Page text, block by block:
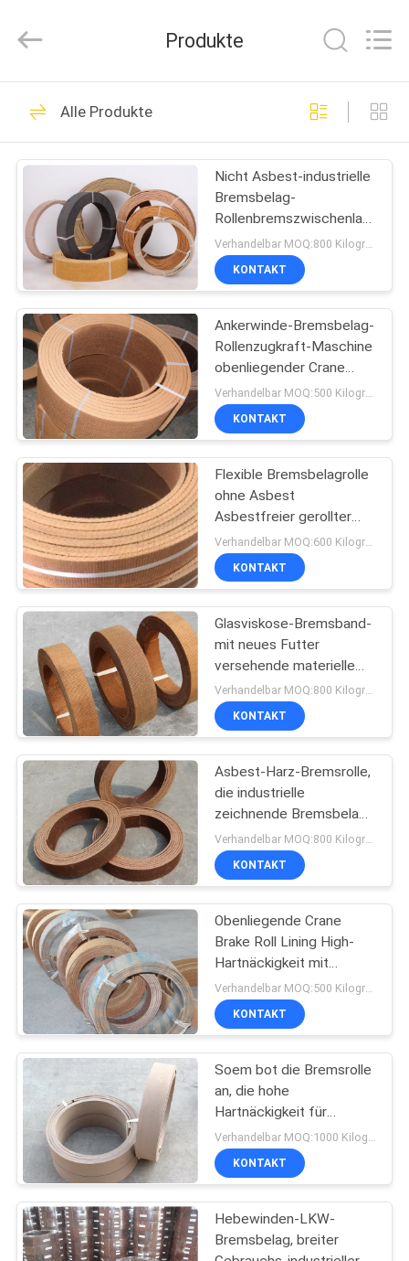
HAUS
PRODUKTE
ÜBER
UNS
FABRIK-
AUSFLUG
QUALITÄTSKONTROLLE
TRETEN
SIE
MIT
UNS
IN
VERBINDUNG
FORDERN
SIE EIN
ZITAT
SITEMAP
PRIVACY
POLICY
Reserved.
Bremsbelag-Rolle
42
Bremsrollenfutter
23
Gesponnene
Bremsbelag-Rolle
Bremsblock-
Material
34
Gesponnenes
Bremsbelag-
Material
32
Industrieller
Bremsbelag
29
Produkte
Alle Produkte
Nicht Asbest-industrielle
Bremsbelag-
Rollenbremszwischenlage
ohne Asbest
Verhandelbar MOQ:800 Kilogramm
KONTAKT
Ankerwinde-Bremsbelag-
Rollenzugkraft-Maschine
obenliegender Crane
Brake Lining
KONTAKT
Flexible Bremsbelagrolle
ohne Asbest
Asbestfreier gerollter
Bremsbelag
KONTAKT
Glasviskose-Bremsband-
mit neues Futter
versehende materielle
Bescheinigung ISO9001Verhandelbar MOQ:800 Kilogramm
KONTAKT
Asbest-Harz-Bremsrolle,
die industrielle
zeichnende Bremsbelag-
Teile zeichnet
Verhandelbar MOQ:800 Kilogramm
KONTAKT
Obenliegende Crane
Brake Roll Lining High-
Hartnäckigkeit mit
Messingdraht nach innen
KONTAKT
Soem bot die Bremsrolle
an, die hohe
Hartnäckigkeit für
Leicht- LKW-Fahrzeug-
Aufnahme zeichnet
KONTAKT
Hebewinden-LKW-
Bremsbelag, breiter